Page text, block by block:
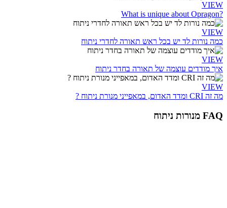
VIEW
?What is unique about Opragon
VIEW
כמה נורות לד יש בכל ראש תאורה לחדרי ניתוח
VIEW
איך מודדים עוצמה של תאורה בחדר ניתוח
VIEW
מה זה CRI ומדד האדום, במאפייני מנורת ניתוח ?
FAQ מנורות ניתוח